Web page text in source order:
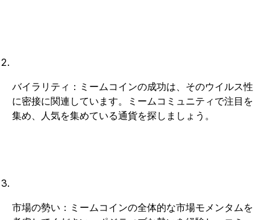
バイラリティ：ミームコインの成功は、そのウイルス性
に密接に関連しています。ミームコミュニティで注目を
集め、人気を集めている通貨を探しましょう。
市場の勢い：ミームコインの全体的な市場モメンタムを